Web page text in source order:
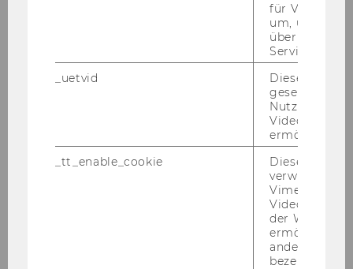
semester 2025/26
CEC experiences
Click to see what our students
für Vimeo
um, um
über die
Service zu
_uetvid
Dieses
gesetzt, um
Nutzung des
Videoplayers
ermöglichen
_tt_enable_cookie
Dieses
verwendet,
Vimeo-
der WU-
ermöglichen
andere nicht
bezeichnete